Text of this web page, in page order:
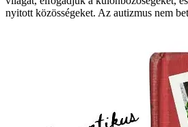
nyitott közösségeket. Az autizmus nem